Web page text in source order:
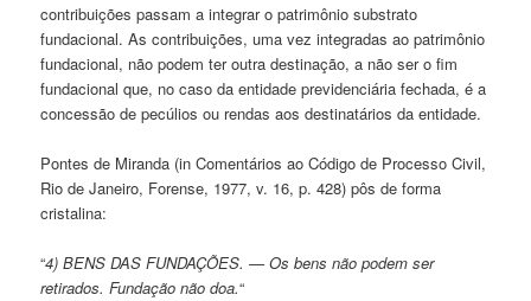
contribuições passam a integrar o patrimônio substrato
fundacional. As contribuições, uma vez integradas ao patrimônio
fundacional, não podem ter outra destinação, a não ser o fim
fundacional que, no caso da entidade previdenciária fechada, é a
concessão de pecúlios ou rendas aos destinatários da entidade.
Pontes de Miranda (in Comentários ao Código de Processo Civil,
Rio de Janeiro, Forense, 1977, v. 16, p. 428) pôs de forma
cristalina:
“4) BENS DAS FUNDAÇÕES. — Os bens não podem ser
retirados. Fundação não doa.“